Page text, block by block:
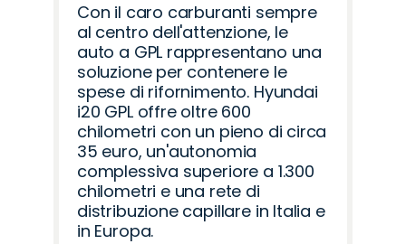
Con il caro carburanti sempre
al centro dell'attenzione, le
auto a GPL rappresentano una
soluzione per contenere le
spese di rifornimento. Hyundai
i20 GPL offre oltre 600
chilometri con un pieno di circa
35 euro, un'autonomia
complessiva superiore a 1.300
chilometri e una rete di
distribuzione capillare in Italia e
in Europa.